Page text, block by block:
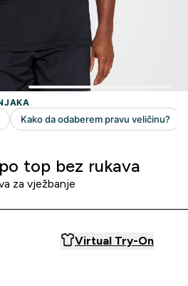
top bez rukava
za vježbanje
Virtual Try-On